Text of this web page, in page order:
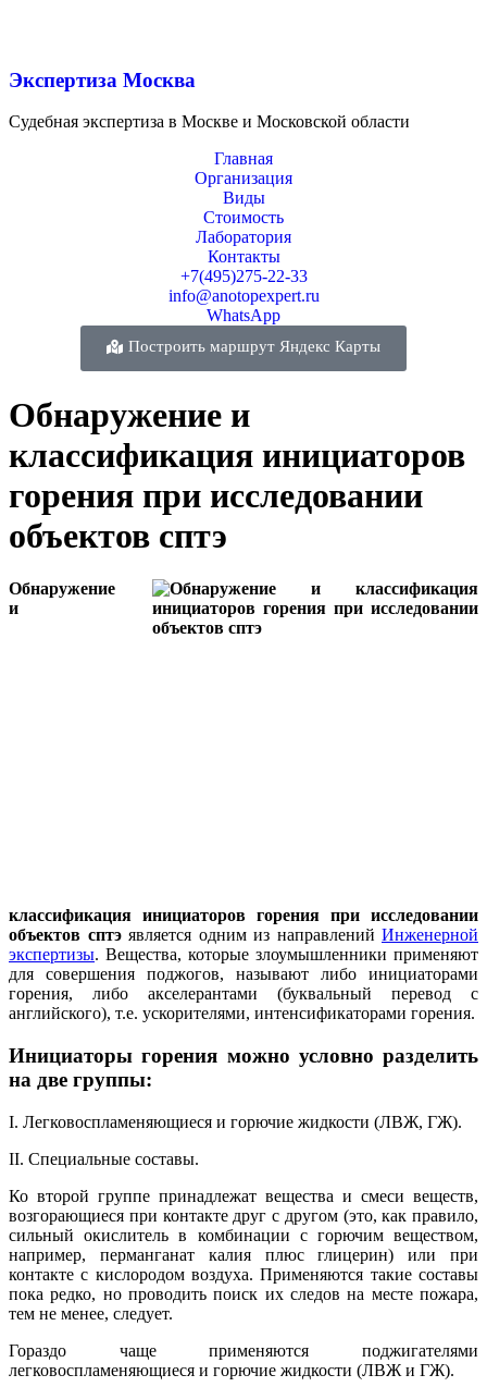
Экспертиза Москва
Судебная экспертиза в Москве и Московской области
Главная
Организация
Виды
Стоимость
Лаборатория
Контакты
+7(495)275-22-33
info@anotopexpert.ru
WhatsApp
Построить маршрут Яндекс Карты
Обнаружение и
классификация инициаторов
горения при исследовании
объектов сптэ
Обнаружение
и
классификация инициаторов горения при исследовании
объектов сптэявляется одним из направлений Инженерной
экспертизы. Вещества, которые злоумышленники применяют
для совершения поджогов, называют либо инициаторами
горения, либо акселерантами (буквальный перевод с
английского), т.е. ускорителями, интенсификаторами горения.
Инициаторы горения можно условно разделить
на две группы:
I. Легковоспламеняющиеся и горючие жидкости (ЛВЖ, ГЖ).
II. Специальные составы.
Ко второй группе принадлежат вещества и смеси веществ,
возгорающиеся при контакте друг с другом (это, как правило,
сильный окислитель в комбинации с горючим веществом,
например, перманганат калия плюс глицерин) или при
контакте с кислородом воздуха. Применяются такие составы
пока редко, но проводить поиск их следов на месте пожара,
тем не менее, следует.
Гораздо чаще применяются поджигателями
легковоспламеняющиеся и горючие жидкости (ЛВЖ и ГЖ).